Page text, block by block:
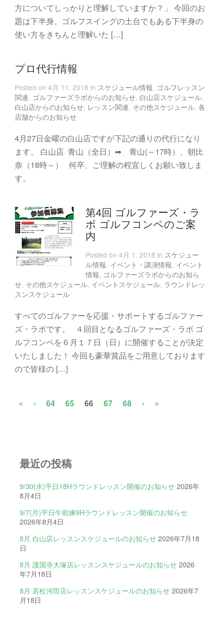
方についてしっかりと理解していますか？」 今回のお
題は下半身。ゴルフスイングの土台でもある下半身の
使い方をきちんと理解いた […]
プロ代行情報
Posted on 4月 11, 2018 in スケジュール情報, ゴルフレッスン
関連, ゴルファーズラボからのお知らせ, 白山店スケジュール,
白山店からのお知らせ, レッスン関連, その他スケジュール, 各
店舗からのお知らせ
4月27日金曜の白山店ですが下記の通りの代行になり
ます。 白山店 青山（全日）➡ 青山(～17時）、朝比
奈（18時～） 何卒、ご理解の程宜しくお願い致しま
す。
第4回 ゴルファーズ・ラ
ボ ゴルフコンペのご案
内
Posted on 4月 1, 2018 in スケジュー
ル情報, イベント・講演情報, イベント
情報, ゴルファーズラボからのお知ら
せ, その他スケジュール, イベントスケジュール, ラウンドレッ
スンスケジュール
すべてのゴルファーを応援・サポートするゴルファー
ズ・ラボです。 ４回目となるゴルファーズ・ラボ ゴ
ルフコンペを６月１７日（日）に開催することが決定
いたしました！ 今回も豪華賞品をご用意しております
ので皆様の […]
« ‹ 64 65 66 67 68 › »
最近の投稿
9/30(水)平日18Hラウンドレッスン開催のお知らせ 2026年
8月4日
9/7(月)平日午前練9Hラウンドレッスン開催のお知らせ
2026年8月4日
8月 白山店レッスンスケジュールのお知らせ 2026年7月18
日
8月 護国寺大塚店レッスンスケジュールのお知らせ 2026
年7月18日
8月 若松河田店レッスンスケジュールのお知らせ 2026年7
月18日